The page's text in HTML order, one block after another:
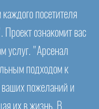
посетителя
ознакомит вас
услуг. "Арсенал
подходом к
пожеланий и
их в жизнь. В